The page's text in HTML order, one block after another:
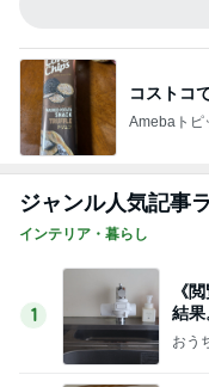
コストコ
Amebaトピ
ジャンル人気記事
インテリア・暮らし
1
《
結果
おう